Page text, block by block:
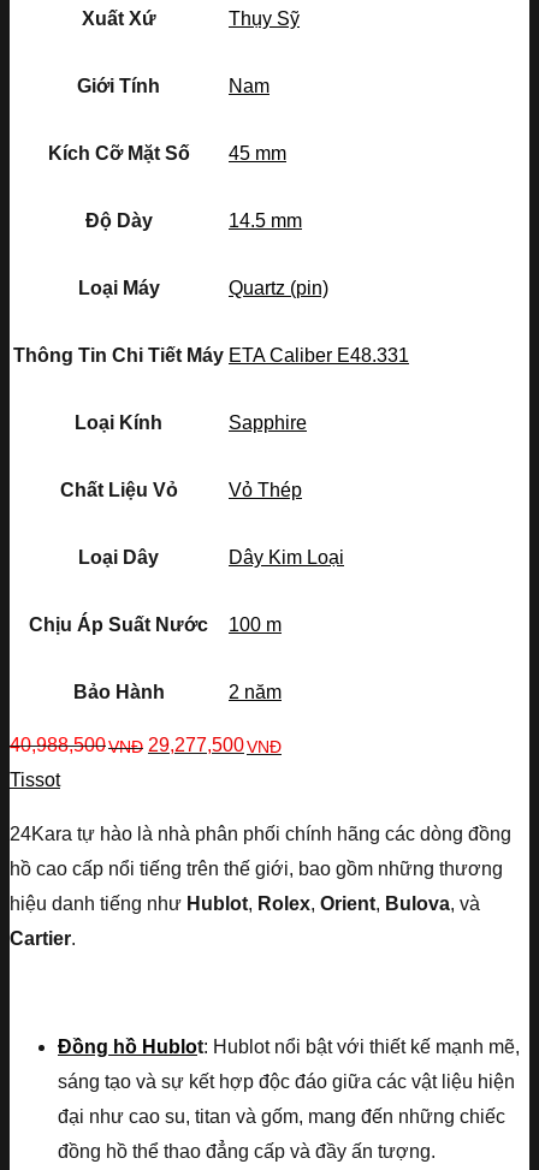
Xuất Xứ Thụy Sỹ
Giới Tính Nam
Kích Cỡ Mặt Số 45 mm
Độ Dày 14.5 mm
Loại Máy Quartz (pin)
Thông Tin Chi Tiết Máy ETA Caliber E48.331
Loại Kính Sapphire
Chất Liệu Vỏ Vỏ Thép
Loại Dây Dây Kim Loại
Chịu Áp Suất Nước 100 m
Bảo Hành 2 năm
40,988,500VNĐ 29,277,500VNĐ
Tissot
24Kara tự hào là nhà phân phối chính hãng các dòng đồng
hồ cao cấp nổi tiếng trên thế giới, bao gồm những thương
hiệu danh tiếng như Hublot, Rolex, Orient, Bulova, và
Cartier.
Đồng hồ Hublot: Hublot nổi bật với thiết kế mạnh mẽ,
sáng tạo và sự kết hợp độc đáo giữa các vật liệu hiện
đại như cao su, titan và gốm, mang đến những chiếc
đồng hồ thể thao đẳng cấp và đầy ấn tượng.